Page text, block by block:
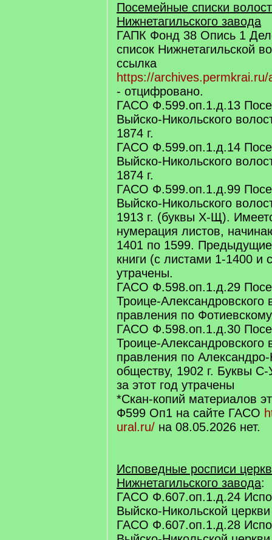
Посемейные списки
Нижнетагильского завода
ГАПК Фонд 38 Опись 1
список Нижнетагильской
ссылка
https://
- отцифровано.
ГАСО Ф.599.оп.1.д.13
Выйско-Никольского
1874 г.
ГАСО Ф.599.оп.1.д.14
Выйско-Никольского
1874 г.
ГАСО Ф.599.оп.1.д.99
Выйско-Никольского
1913 г. (буквы Х-Щ).
нумерация листов,
1401 по 1599.
книги (с листами 1-1400 и
утрачены.
ГАСО Ф.598.оп.1.д.29
Троице-Александровского
правления по
ГАСО Ф.598.оп.1.д.30
Троице-Александровского
правления по
обществу, 1902 г. Буквы
за этот год утрачены
*Скан-копий материалов
Ф599 Оп1 на сайте ГАСО
ural.ru/ на 08.05.2026 нет.
Исповедные росписи
Нижнетагильского завода:
ГАСО Ф.607.оп.1.д.24
Выйско-Никольской
ГАСО Ф.607.оп.1.д.28